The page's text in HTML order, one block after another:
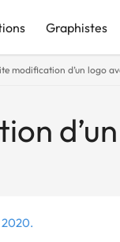
Graphistes
modification d’un logo
2020.